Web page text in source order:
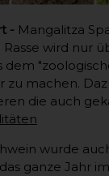
- Mangalitza
Rasse wird nur
dem
zu machen.
die auch
wurde
ganze Jahr